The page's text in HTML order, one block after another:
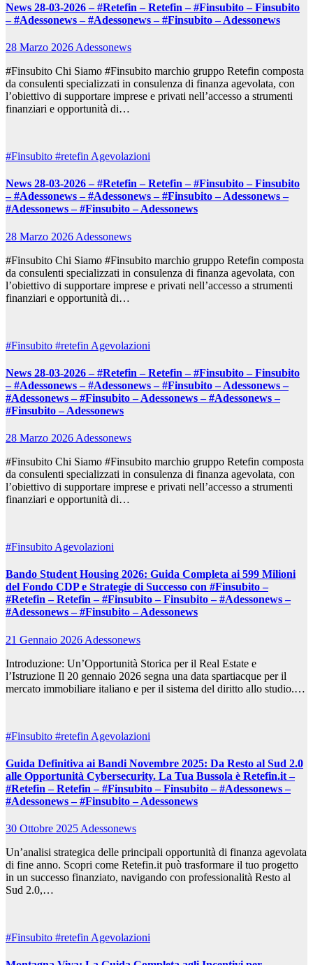
News 28-03-2026 – #Retefin – Retefin – #Finsubito – Finsubito
– #Adessonews – #Adessonews – #Finsubito – Adessonews
28 Marzo 2026 Adessonews
#Finsubito Chi Siamo #Finsubito marchio gruppo Retefin composta
da consulenti specializzati in consulenza di finanza agevolata, con
l’obiettivo di supportare imprese e privati nell’accesso a strumenti
finanziari e opportunità di…
#Finsubito #retefin Agevolazioni
News 28-03-2026 – #Retefin – Retefin – #Finsubito – Finsubito
– #Adessonews – #Adessonews – #Finsubito – Adessonews –
#Adessonews – #Finsubito – Adessonews
28 Marzo 2026 Adessonews
#Finsubito Chi Siamo #Finsubito marchio gruppo Retefin composta
da consulenti specializzati in consulenza di finanza agevolata, con
l’obiettivo di supportare imprese e privati nell’accesso a strumenti
finanziari e opportunità di…
#Finsubito #retefin Agevolazioni
News 28-03-2026 – #Retefin – Retefin – #Finsubito – Finsubito
– #Adessonews – #Adessonews – #Finsubito – Adessonews –
#Adessonews – #Finsubito – Adessonews – #Adessonews –
#Finsubito – Adessonews
28 Marzo 2026 Adessonews
#Finsubito Chi Siamo #Finsubito marchio gruppo Retefin composta
da consulenti specializzati in consulenza di finanza agevolata, con
l’obiettivo di supportare imprese e privati nell’accesso a strumenti
finanziari e opportunità di…
#Finsubito Agevolazioni
Bando Student Housing 2026: Guida Completa ai 599 Milioni
del Fondo CDP e Strategie di Successo con #Finsubito –
#Retefin – Retefin – #Finsubito – Finsubito – #Adessonews –
#Adessonews – #Finsubito – Adessonews
21 Gennaio 2026 Adessonews
Introduzione: Un’Opportunità Storica per il Real Estate e
l’Istruzione Il 20 gennaio 2026 segna una data spartiacque per il
mercato immobiliare italiano e per il sistema del diritto allo studio.…
#Finsubito #retefin Agevolazioni
Guida Definitiva ai Bandi Novembre 2025: Da Resto al Sud 2.0
alle Opportunità Cybersecurity. La Tua Bussola è Retefin.it –
#Retefin – Retefin – #Finsubito – Finsubito – #Adessonews –
#Adessonews – #Finsubito – Adessonews
30 Ottobre 2025 Adessonews
Un’analisi strategica delle principali opportunità di finanza agevolata
di fine anno. Scopri come Retefin.it può trasformare il tuo progetto
in un successo finanziato, navigando con professionalità Resto al
Sud 2.0,…
#Finsubito #retefin Agevolazioni